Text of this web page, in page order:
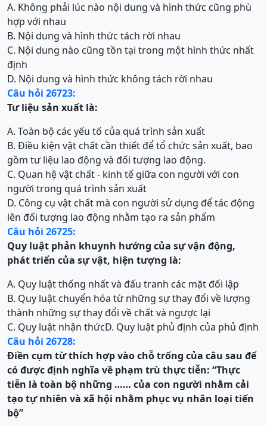
A. Không phải lúc nào nội dung và hình thức cũng phù
hợp với nhau
B. Nội dung và hình thức tách rời nhau
C. Nội dung nào cũng tồn tại trong một hình thức nhất
định
D. Nội dung và hình thức không tách rời nhau
Câu hỏi 26723:
Tư liệu sản xuất là:
A. Toàn bộ các yếu tố của quá trình sản xuất
B. Điều kiện vật chất cần thiết để tổ chức sản xuất, bao
gồm tư liệu lao động và đối tượng lao động.
C. Quan hệ vật chất - kinh tế giữa con người với con
người trong quá trình sản xuất
D. Công cụ vật chất mà con người sử dụng để tác động
lên đối tượng lao động nhằm tạo ra sản phẩm
Câu hỏi 26725:
Quy luật phản khuynh hướng của sự vận động,
phát triển của sự vật, hiện tượng là:
A. Quy luật thống nhất và đấu tranh các mặt đối lập
B. Quy luật chuyển hóa từ những sự thay đổi về lượng
thành những sự thay đổi về chất và ngược lại
C. Quy luật nhận thứcD. Quy luật phủ định của phủ định
Câu hỏi 26728:
Điền cụm từ thích hợp vào chỗ trống của câu sau để
có được định nghĩa về phạm trù thực tiễn: “Thực
tiễn là toàn bộ những …… của con người nhằm cải
tạo tự nhiên và xã hội nhằm phục vụ nhân loại tiến
bộ”